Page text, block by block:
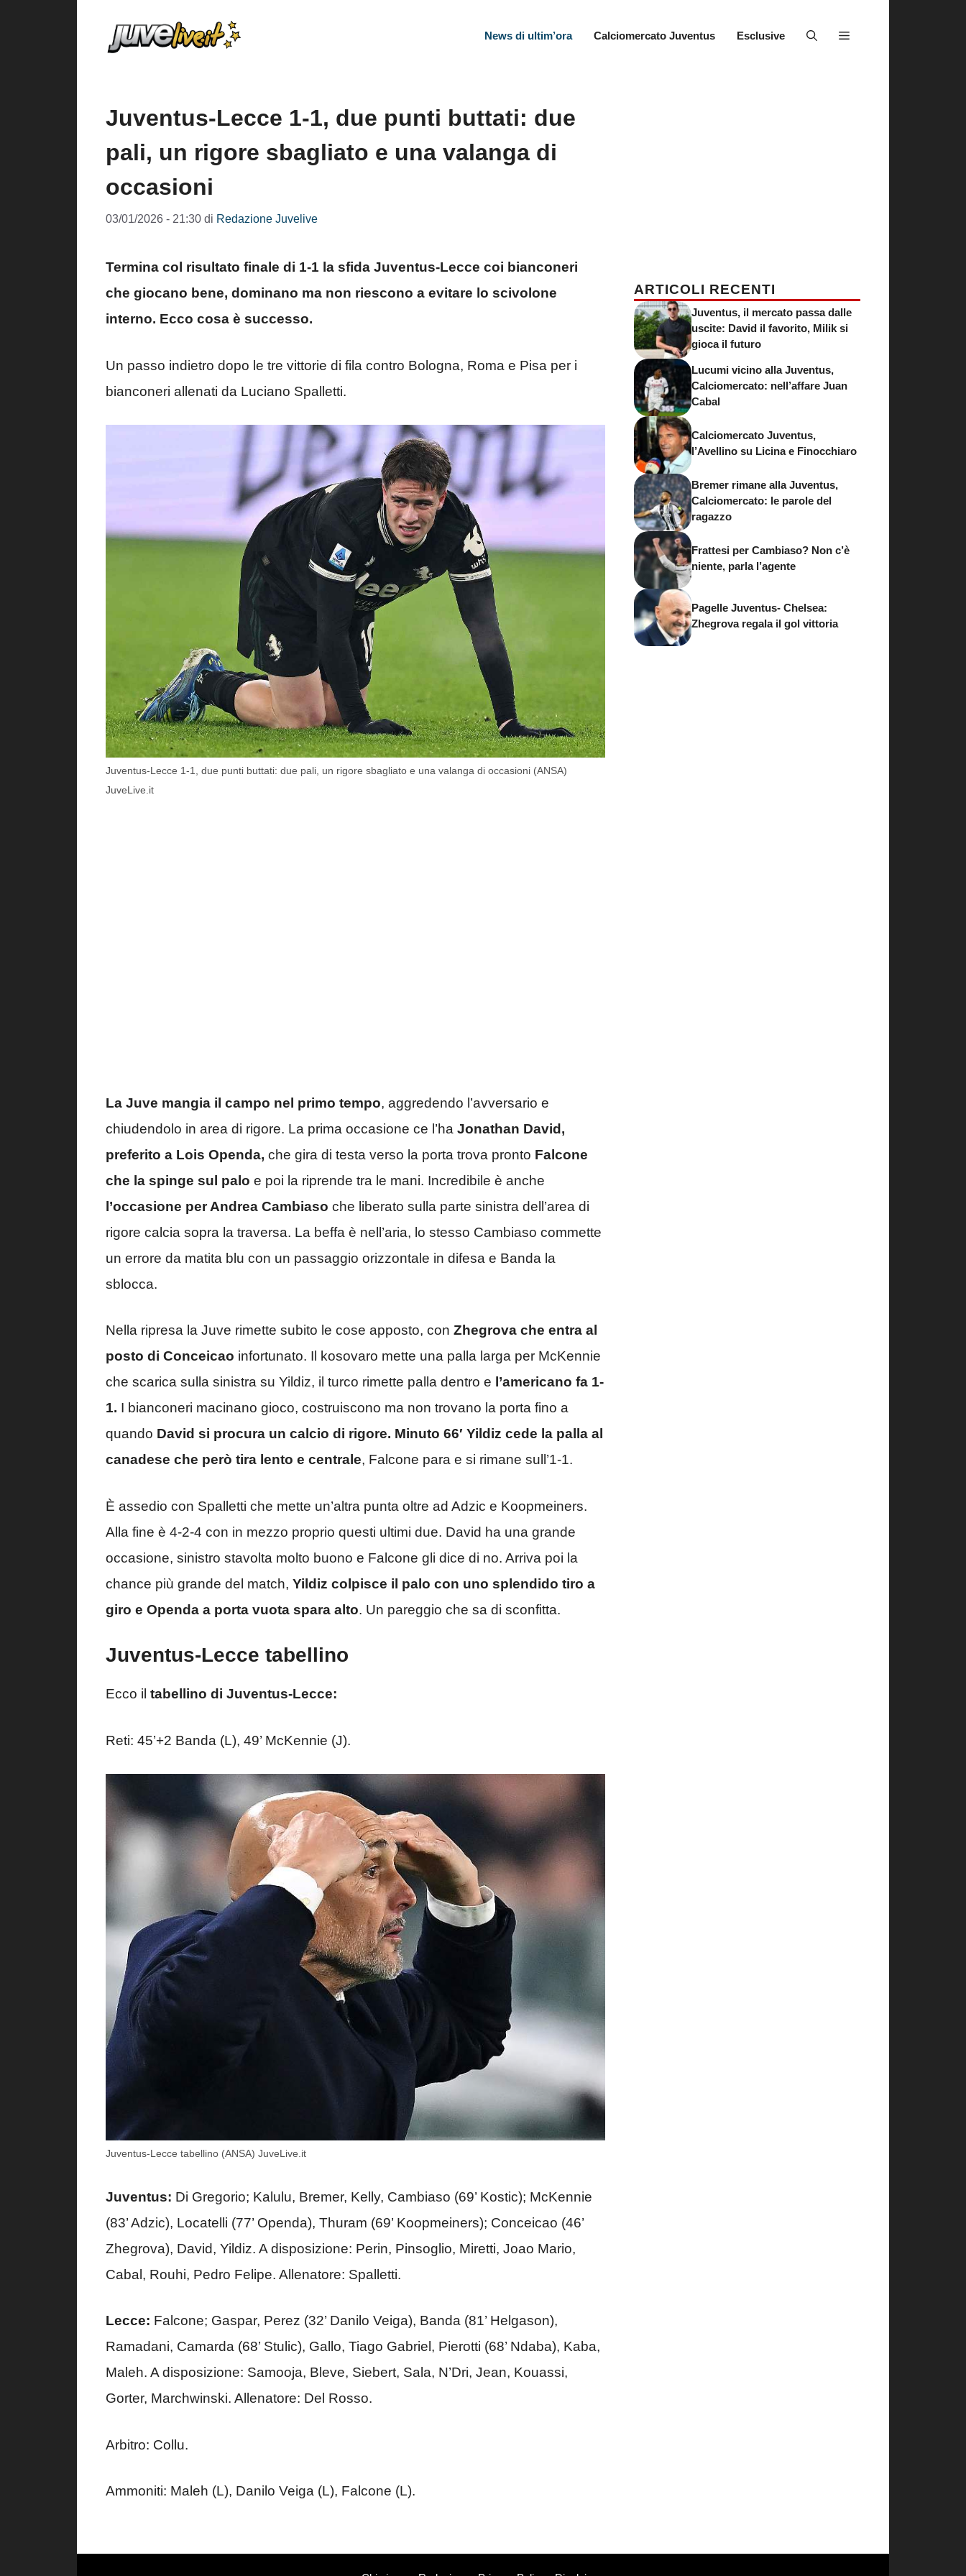
News di ultim’ora Calciomercato Juventus Esclusive
Juventus-Lecce 1-1, due punti buttati: due
pali, un rigore sbagliato e una valanga di
occasioni
03/01/2026 - 21:30 di Redazione Juvelive
Termina col risultato finale di 1-1 la sfida Juventus-Lecce coi bianconeri
che giocano bene, dominano ma non riescono a evitare lo scivolone
interno. Ecco cosa è successo.
Un passo indietro dopo le tre vittorie di fila contro Bologna, Roma e Pisa per i
bianconeri allenati da Luciano Spalletti.
Juventus-Lecce 1-1, due punti buttati: due pali, un rigore sbagliato e una valanga di occasioni (ANSA)
JuveLive.it
La Juve mangia il campo nel primo tempo, aggredendo l’avversario e
chiudendolo in area di rigore. La prima occasione ce l’ha Jonathan David,
preferito a Lois Openda, che gira di testa verso la porta trova pronto Falcone
che la spinge sul palo e poi la riprende tra le mani. Incredibile è anche
l’occasione per Andrea Cambiaso che liberato sulla parte sinistra dell’area di
rigore calcia sopra la traversa. La beffa è nell’aria, lo stesso Cambiaso commette
un errore da matita blu con un passaggio orizzontale in difesa e Banda la
sblocca.
Nella ripresa la Juve rimette subito le cose apposto, con Zhegrova che entra al
posto di Conceicao infortunato. Il kosovaro mette una palla larga per McKennie
che scarica sulla sinistra su Yildiz, il turco rimette palla dentro e l’americano fa 1-
1. I bianconeri macinano gioco, costruiscono ma non trovano la porta fino a
quando David si procura un calcio di rigore. Minuto 66′ Yildiz cede la palla al
canadese che però tira lento e centrale, Falcone para e si rimane sull’1-1.
È assedio con Spalletti che mette un’altra punta oltre ad Adzic e Koopmeiners.
Alla fine è 4-2-4 con in mezzo proprio questi ultimi due. David ha una grande
occasione, sinistro stavolta molto buono e Falcone gli dice di no. Arriva poi la
chance più grande del match, Yildiz colpisce il palo con uno splendido tiro a
giro e Openda a porta vuota spara alto. Un pareggio che sa di sconfitta.
Juventus-Lecce tabellino
Ecco il tabellino di Juventus-Lecce:
Reti: 45’+2 Banda (L), 49’ McKennie (J).
Juventus-Lecce tabellino (ANSA) JuveLive.it
Juventus: Di Gregorio; Kalulu, Bremer, Kelly, Cambiaso (69’ Kostic); McKennie
(83’ Adzic), Locatelli (77’ Openda), Thuram (69’ Koopmeiners); Conceicao (46’
Zhegrova), David, Yildiz. A disposizione: Perin, Pinsoglio, Miretti, Joao Mario,
Cabal, Rouhi, Pedro Felipe. Allenatore: Spalletti.
Lecce: Falcone; Gaspar, Perez (32’ Danilo Veiga), Banda (81’ Helgason),
Ramadani, Camarda (68’ Stulic), Gallo, Tiago Gabriel, Pierotti (68’ Ndaba), Kaba,
Maleh. A disposizione: Samooja, Bleve, Siebert, Sala, N’Dri, Jean, Kouassi,
Gorter, Marchwinski. Allenatore: Del Rosso.
Arbitro: Collu.
Ammoniti: Maleh (L), Danilo Veiga (L), Falcone (L).
ARTICOLI RECENTI
Juventus, il mercato passa dalle
uscite: David il favorito, Milik si
gioca il futuro
Lucumi vicino alla Juventus,
Calciomercato: nell’affare Juan
Cabal
Calciomercato Juventus,
l’Avellino su Licina e Finocchiaro
Bremer rimane alla Juventus,
Calciomercato: le parole del
ragazzo
Frattesi per Cambiaso? Non c’è
niente, parla l’agente
Pagelle Juventus- Chelsea:
Zhegrova regala il gol vittoria